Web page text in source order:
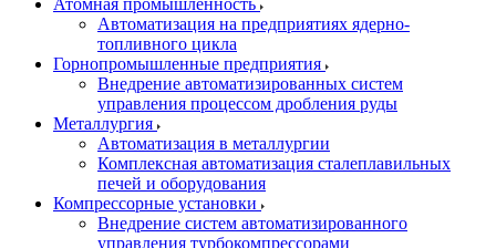
Атомная промышленность
Автоматизация на предприятиях ядерно-
топливного цикла
Горнопромышленные предприятия
Внедрение автоматизированных систем
управления процессом дробления руды
Металлургия
Автоматизация в металлургии
Комплексная автоматизация сталеплавильных
печей и оборудования
Компрессорные установки
Внедрение систем автоматизированного
управления турбокомпрессорами